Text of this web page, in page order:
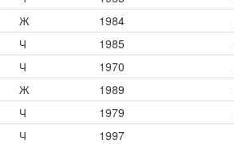
Ж 1984
Ч 1985
Ч 1970
Ж 1989
Ч 1979
Ч 1997